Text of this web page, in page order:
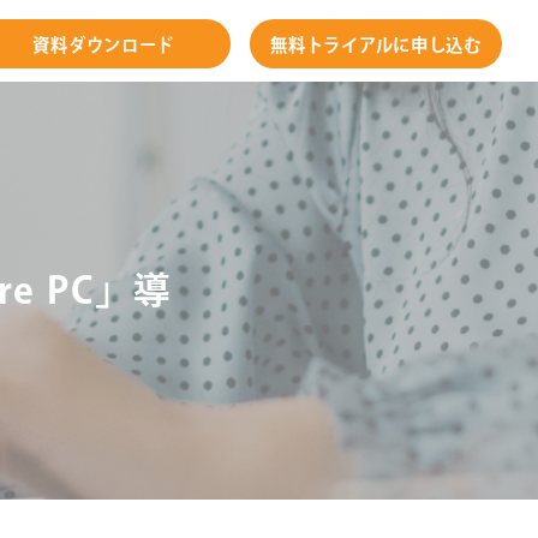
資料ダウンロード 無料トライアルに申し込む
PC」導